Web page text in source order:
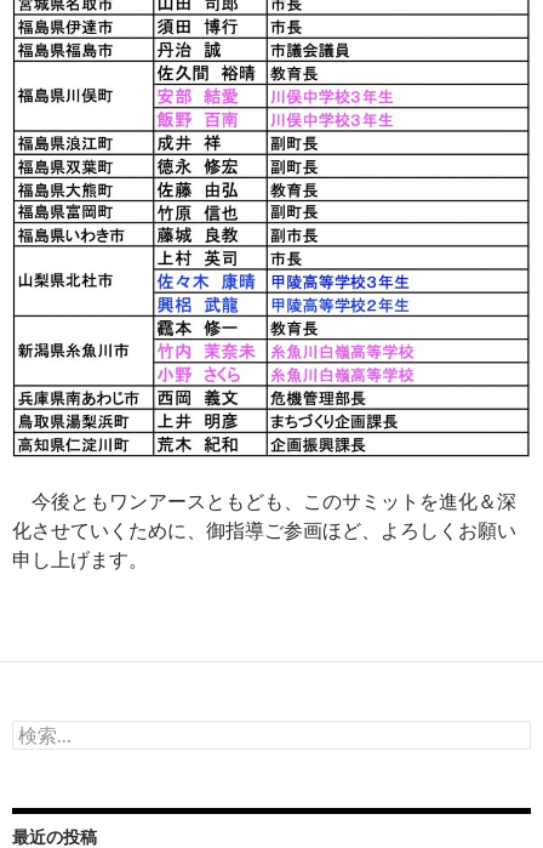
今後ともワンアースともども、このサミットを進化＆深
化させていくために、御指導ご参画ほど、よろしくお願い
申し上げます。
検
索:
最近の投稿